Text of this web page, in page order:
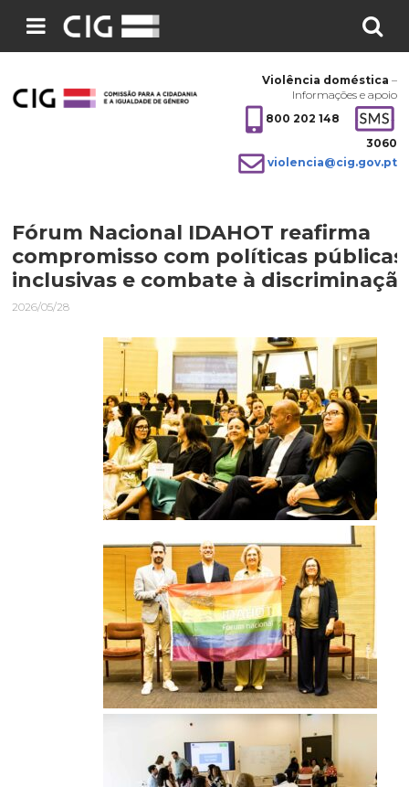
Violência doméstica –
Informações e apoio
800 202 148
3060
violencia@cig.gov.pt
Fórum Nacional IDAHOT reafirma
compromisso com políticas públicas
inclusivas e combate à
2026/05/28
Pesquisar